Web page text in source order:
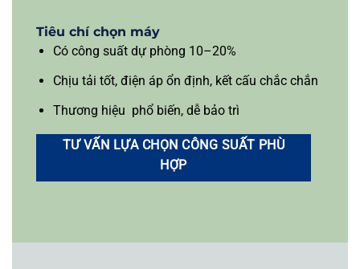
Tiêu chí chọn máy
Có công suất dự phòng 10–20%
Chịu tải tốt, điện áp ổn định, kết cấu chắc chắn
Thương hiệu phổ biến, dễ bảo trì
TƯ VẤN LỰA CHỌN CÔNG SUẤT PHÙ
HỢP